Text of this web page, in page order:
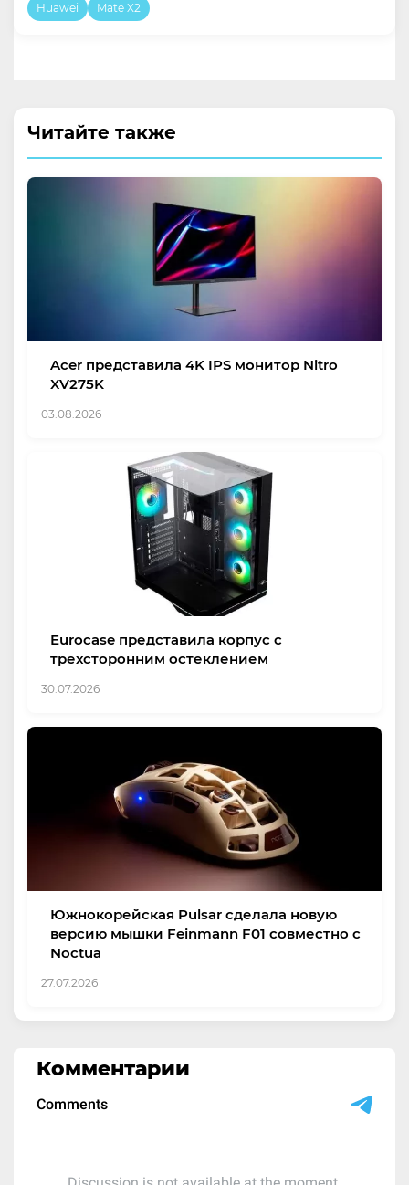
Huawei Mate X2
Читайте также
Acer представила 4K IPS монитор Nitro
XV275K
03.08.2026
Eurocase представила корпус с
трехсторонним остеклением
30.07.2026
Южнокорейская Pulsar сделала новую
версию мышки Feinmann F01 совместно с
Noctua
27.07.2026
Комментарии